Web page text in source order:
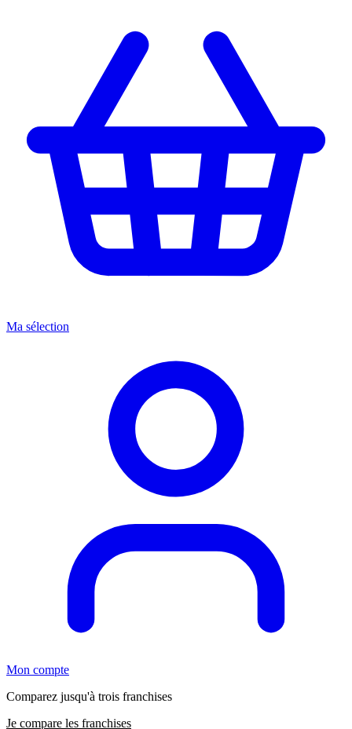
Ma sélection
Mon compte
Comparez jusqu'à trois franchises
Je compare les franchises